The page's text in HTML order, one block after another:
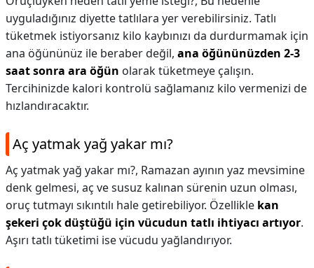
uyguladığınız diyette tatlılara yer verebilirsiniz. Tatlı
tüketmek istiyorsanız kilo kaybınızı da durdurmamak için
ana öğününüz ile beraber değil, ana öğününüzden 2-3
saat sonra ara öğün olarak tüketmeye çalışın.
Tercihinizde kalori kontrolü sağlamanız kilo vermenizi de
hızlandıracaktır.
Aç yatmak yağ yakar mı?
Aç yatmak yağ yakar mı?, Ramazan ayının yaz mevsimine
denk gelmesi, aç ve susuz kalınan sürenin uzun olması,
oruç tutmayı sıkıntılı hale getirebiliyor. Özellikle kan
şekeri çok düştüğü için vücudun tatlı ihtiyacı artıyor.
Aşırı tatlı tüketimi ise vücudu yağlandırıyor.